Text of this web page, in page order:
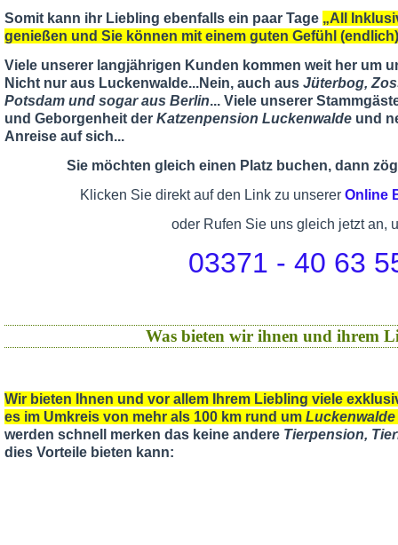
Somit kann ihr Liebling ebenfalls ein paar Tage „All
genießen und Sie können mit einem guten Gefühl
Viele unserer langjährigen Kunden kommen weit her um
Nicht nur aus Luckenwalde...Nein, auch aus Jüterbog,
Potsdam und sogar aus Berlin... Viele unserer
und Geborgenheit der Katzenpension Luckenwalde und
Anreise auf sich...
Sie möchten gleich einen Platz buchen, dann
Klicken Sie direkt auf den Link zu unserer Online
oder Rufen Sie uns gleich jetzt an,
03371 - 40 63
Was bieten wir ihnen und ihrem
Wir bieten Ihnen und vor allem Ihrem Liebling viele
es im Umkreis von mehr als 100 km rund um Luckenwalde
werden schnell merken das keine andere Tierpension,
dies Vorteile bieten kann: